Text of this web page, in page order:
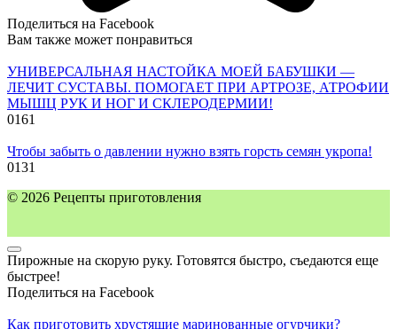
Поделиться на Facebook
Вам также может понравиться
УНИВЕРСАЛЬНАЯ НАСТОЙКА МОЕЙ БАБУШКИ —
ЛЕЧИТ СУСТАВЫ. ПОМОГАЕТ ПРИ АРТРОЗЕ, АТРОФИИ
МЫШЦ РУК И НОГ И СКЛЕРОДЕРМИИ!
0161
Чтобы забыть о давлении нужно взять горсть семян укропа!
0131
© 2026 Рецепты приготовления
Пирожные на скорую руку. Готовятся быстро, съедаются еще
быстрее!
Поделиться на Facebook
Как приготовить хрустящие маринованные огурчики?